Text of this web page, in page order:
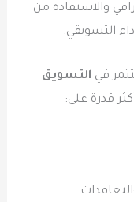
والاستفادة من
التسويقي.
في التسويق
قدرة على: